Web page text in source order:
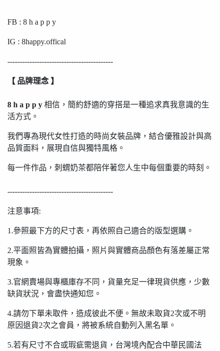
FB : 8 h a p p y
IG : 8happy.offical
-------------------------------------------
【 品牌理念 】
8 h a p p y 相信，簡約舒適的穿搭是一種追求真我意識的生
活方式。
我們專為現代女性打造的時尚女裝品牌，結合優雅設計與高
品質面料，展現自信與獨特風格。
每一件作品，刺蝟奶茶都陪伴著您人生中每個重要的時刻。
-------------------------------------------
注意事項:
1.參照最下方的尺寸表，再依照自己適合的版型選購。
2.平面照皆為實體拍攝，照片與實體商品顏色有落差屬正常
現象。
3.官網賣場與專櫃庫存不同，貨量充足一律現貨供應，少數
缺貨狀況，會盡快通知您。
4.請勿下單未取件，造成彼此不便。無故未取貨2次或不明
原因退貨2次之會員，將被系統自動列入黑名單。
5.若有尺寸不合或瑕疵需退貨，台灣境內配合中華民國法